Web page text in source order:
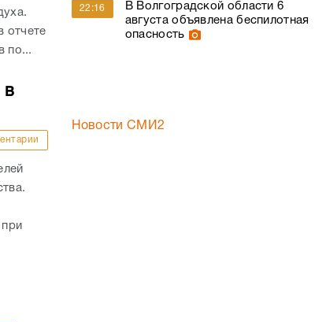
отчете
по...
в
22:16
В Волгоградской области 6
августа объявлена беспилотная
опасность
Новости СМИ2